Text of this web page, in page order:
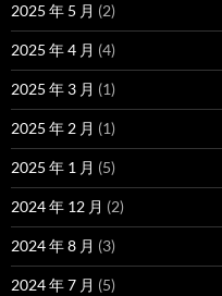
2025 年 5 月 (2)
2025 年 4 月 (4)
2025 年 3 月 (1)
2025 年 2 月 (1)
2025 年 1 月 (5)
2024 年 12 月 (2)
2024 年 8 月 (3)
2024 年 7 月 (5)